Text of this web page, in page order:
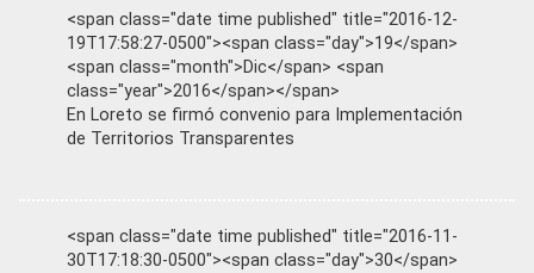
<span class="date time published" title="2016-12-
19T17:58:27-0500"><span class="day">19</span>
<span class="month">Dic</span> <span
class="year">2016</span></span>
En Loreto se firmó convenio para Implementación
de Territorios Transparentes
<span class="date time published" title="2016-11-
30T17:18:30-0500"><span class="day">30</span>